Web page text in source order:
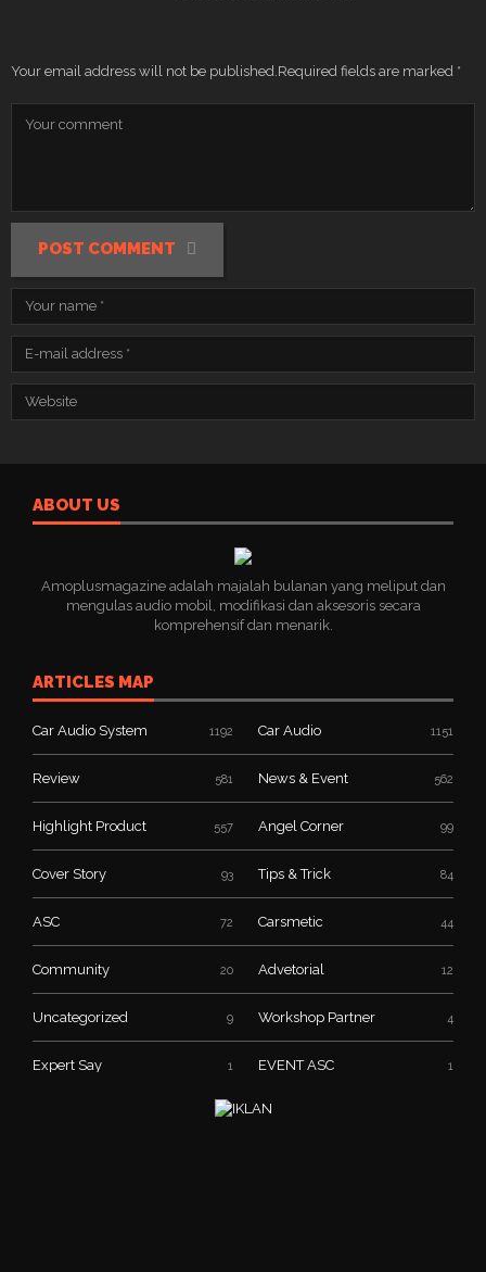
Your email address will not be published. Required fields are marked *
POST COMMENT
ABOUT US
Amoplusmagazine adalah majalah bulanan yang meliput dan
mengulas audio mobil, modifikasi dan aksesoris secara
komprehensif dan menarik.
ARTICLES MAP
Car Audio System 1192 Car Audio 1151
Review 581 News & Event 562
Highlight Product 557 Angel Corner 99
Cover Story 93 Tips & Trick 84
ASC 72 Carsmetic 44
Community 20 Advetorial 12
Uncategorized 9 Workshop Partner 4
Expert Say 1 EVENT ASC 1